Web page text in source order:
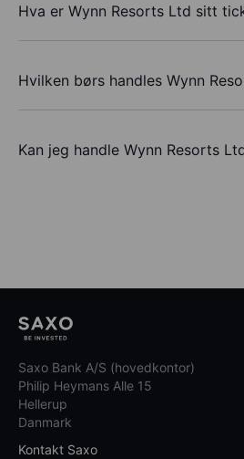
Hva er Wynn Resorts Ltd sitt
Hvilken børs handles Wynn
Kan jeg handle Wynn Resorts
Saxo Bank A/S (hovedkontor)
Philip Heymans Alle 15
Hellerup
Danmark
Kontakt Saxo